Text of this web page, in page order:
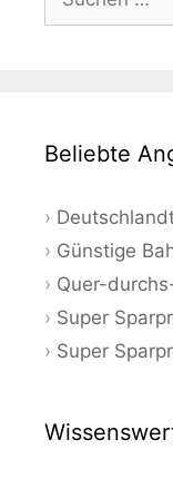
nach:
Beliebte
Günstige
Quer-
Super
Super